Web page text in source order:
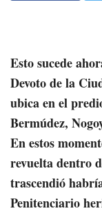
Esto sucede
Devoto de la
ubica en el
Bermúdez,
En estos
revuelta dentro
trascendió
Penitenciario